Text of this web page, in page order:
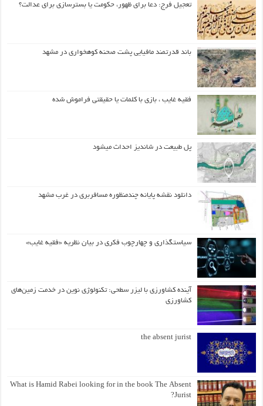
تعجیل فرج: دعا برای ظهور، حکومت یا بسترسازی برای عدالت؟
باند قدرتمند مافیایی پشت صحنه کوهخواری در مشهد
فقیه غایب ، بازی با کلمات یا حقیقتی فراموش شده
پل طبیعت در شاندیز احداث میشود
دانلود نقشه پایانه چندمنظوره مسافربری در غرب مشهد
سیاستگذاری و چهارچوب فکری در بیان نظریه «فقیه غایب»
آینده کشاورزی با لیزر سطحی: تکنولوژی نوین در خدمت زمین‌های
کشاورزی
the absent jurist
What is Hamid Rabei looking for in the book The Absent
Jurist?